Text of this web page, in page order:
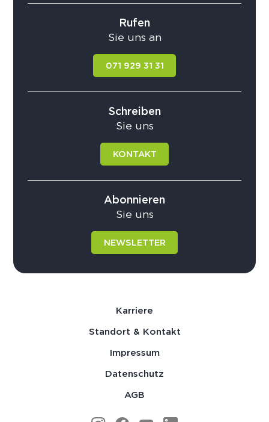
Rufen
Sie uns an
071 929 31 31
Schreiben
Sie uns
KONTAKT
Abonnieren
Sie uns
NEWSLETTER
Karriere
Standort & Kontakt
Impressum
Datenschutz
AGB